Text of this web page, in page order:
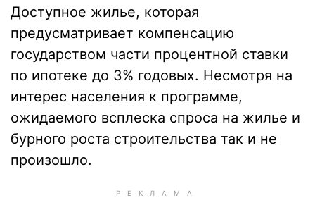
Доступное жилье, которая
предусматривает компенсацию
государством части процентной ставки
по ипотеке до 3% годовых. Несмотря на
интерес населения к программе,
ожидаемого всплеска спроса на жилье и
бурного роста строительства так и не
произошло.